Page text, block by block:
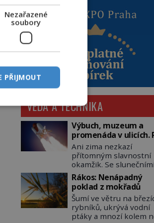
VĚDA A TECHNIKA
Výbuch, muzeum a
promenáda v ulicích.
osudů nejslavnějších
raketoplánů
Ani zima nezkazí
přítomným slavnostní
okamžik. Se slunečními
brýlemi hledí na
raketu, která má do
vesmíru vynést kromě
posádky také
učitelku. Po několika
sekundách všem
Rákos: Nenápadný
poklad z mokřadů
Šumí ve větru na
rybníků, ukrývá vodní
ptáky a mnozí kolem
Nezařazené
soubory
PŘIJMOUT